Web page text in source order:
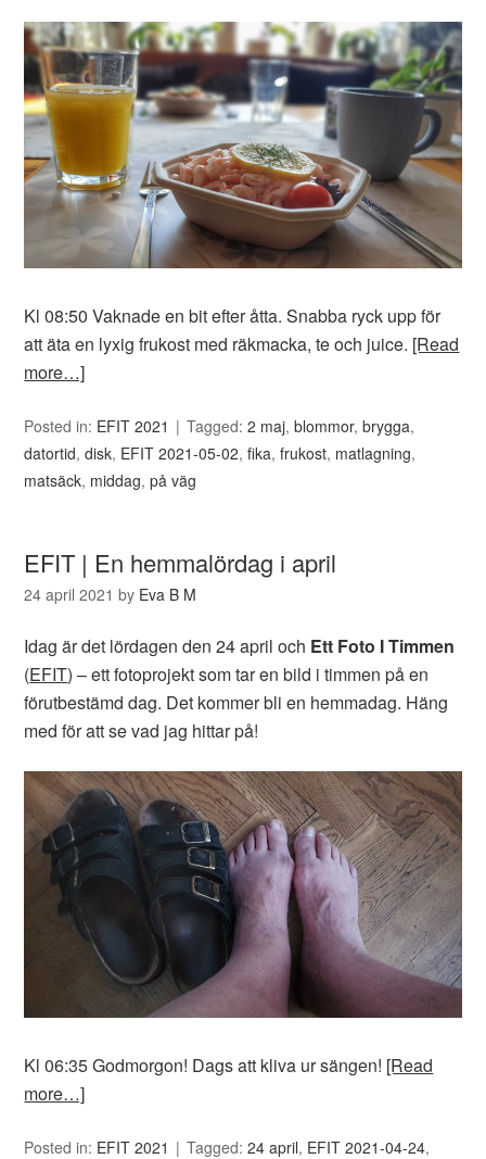
Kl 08:50 Vaknade en bit efter åtta. Snabba ryck upp för
att äta en lyxig frukost med räkmacka, te och juice. [Read
more…]
Posted in: EFIT 2021 Tagged:2 maj,blommor,brygga,
datortid,disk, EFIT 2021-05-02,fika,frukost, matlagning,
matsäck, middag,på väg
EFIT | En hemmalördag i april
24 april 2021 by Eva B M
Idag är det lördagen den 24 april och Ett Foto I Timmen
(EFIT) – ett fotoprojekt som tar en bild i timmen på en
förutbestämd dag. Det kommer bli en hemmadag. Häng
med för att se vad jag hittar på!
Kl 06:35 Godmorgon! Dags att kliva ur sängen! [Read
more…]
Posted in: EFIT 2021 Tagged:24 april, EFIT 2021-04-24,